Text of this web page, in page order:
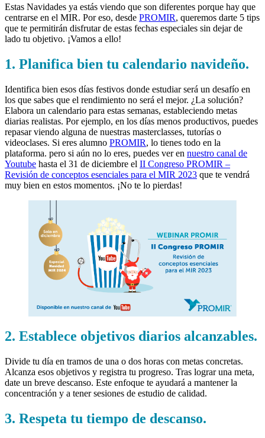
Estas Navidades ya estás viendo que son diferentes porque hay que
centrarse en el MIR. Por eso, desde PROMIR, queremos darte 5 tips
que te permitirán disfrutar de estas fechas especiales sin dejar de
lado tu objetivo. ¡Vamos a ello!
1. Planifica bien tu calendario navideño.
Identifica bien esos días festivos donde estudiar será un desafío en
los que sabes que el rendimiento no será el mejor. ¿La solución?
Elabora un calendario para estas semanas, estableciendo metas
diarias realistas. Por ejemplo, en los días menos productivos, puedes
repasar viendo alguna de nuestras masterclasses, tutorías o
videoclases. Si eres alumno PROMIR, lo tienes todo en la
plataforma. pero si aún no lo eres, puedes ver en nuestro canal de
Youtube hasta el 31 de diciembre el II Congreso PROMIR –
Revisión de conceptos esenciales para el MIR 2023 que te vendrá
muy bien en estos momentos. ¡No te lo pierdas!
2. Establece objetivos diarios alcanzables.
Divide tu día en tramos de una o dos horas con metas concretas.
Alcanza esos objetivos y registra tu progreso. Tras lograr una meta,
date un breve descanso. Este enfoque te ayudará a mantener la
concentración y a tener sesiones de estudio de calidad.
3. Respeta tu tiempo de descanso.